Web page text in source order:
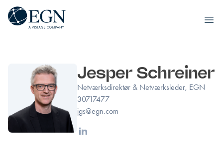
Executives' Global Network
Jesper Schreiner
Netværksdirektør & Netværksleder, EGN
30717477
jgs@egn.com
Linkedin